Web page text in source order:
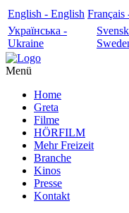
English - English Français
Українська -
Ukraine
Menü
Home
Greta
Filme
HÖRFILM
Mehr Freizeit
Branche
Kinos
Presse
Kontakt